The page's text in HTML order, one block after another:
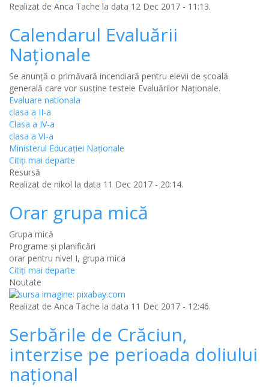
Realizat de Anca Tache la data 12 Dec 2017 - 11:13.
Calendarul Evaluării
Naționale
Se anunță o primăvară incendiară pentru elevii de școală
generală care vor susține testele Evaluărilor Naționale.
Evaluare nationala
clasa a II-a
Clasa a IV-a
clasa a VI-a
Ministerul Educației Naționale
Citiţi mai departe
Resursă
Realizat de nikol la data 11 Dec 2017 - 20:14.
Orar grupa mică
Grupa mică
Programe și planificări
orar pentru nivel I, grupa mica
Citiţi mai departe
Noutate
Realizat de Anca Tache la data 11 Dec 2017 - 12:46.
Serbările de Crăciun,
interzise pe perioada doliului
național